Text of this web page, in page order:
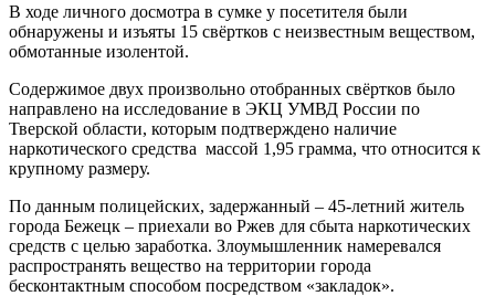
В ходе личного досмотра в сумке у посетителя были
обнаружены и изъяты 15 свёртков с неизвестным веществом,
обмотанные изолентой.
Содержимое двух произвольно отобранных свёртков было
направлено на исследование в ЭКЦ УМВД России по
Тверской области, которым подтверждено наличие
наркотического средства массой 1,95 грамма, что относится к
крупному размеру.
По данным полицейских, задержанный – 45-летний житель
города Бежецк – приехали во Ржев для сбыта наркотических
средств с целью заработка. Злоумышленник намеревался
распространять вещество на территории города
бесконтактным способом посредством «закладок».